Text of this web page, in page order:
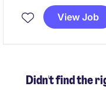
役割を担います。
View Job
Didn't find the